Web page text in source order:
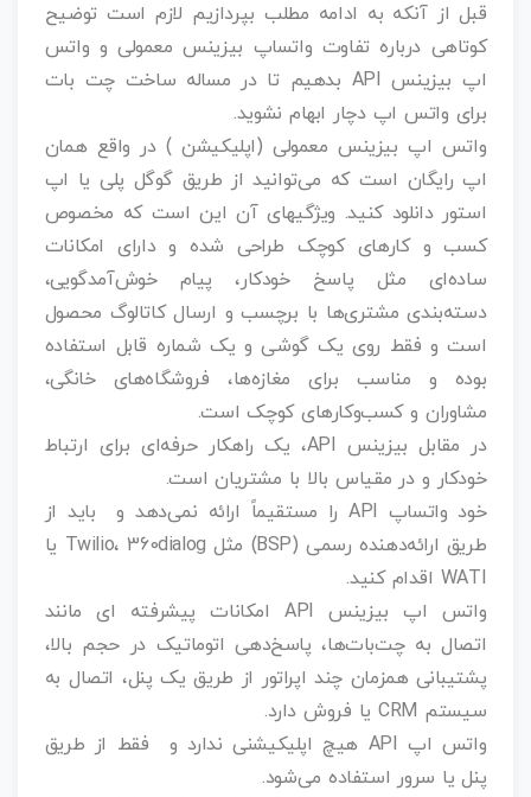
قبل از آنکه به ادامه مطلب بپردازیم لازم است توضیح
کوتاهی درباره تفاوت واتساپ بیزینس معمولی و واتس
اپ بیزینس API بدهیم تا در مساله ساخت چت بات
برای واتس اپ دچار ابهام نشوید.
واتس اپ بیزینس معمولی (اپلیکیشن ) در واقع همان
اپ رایگان است که می‌توانید از طریق گوگل پلی یا اپ
استور دانلود کنید. ویژگیهای آن این است که مخصوص
کسب‌ و کارهای کوچک طراحی شده و دارای امکانات
ساده‌ای مثل پاسخ خودکار، پیام خوش‌آمدگویی،
دسته‌بندی مشتری‌ها با برچسب و ارسال کاتالوگ محصول
است و فقط روی یک گوشی و یک شماره قابل استفاده
بوده و مناسب برای مغازه‌ها، فروشگاه‌های خانگی،
مشاوران و کسب‌وکارهای کوچک است.
در مقابل بیزینس API، یک راهکار حرفه‌ای برای ارتباط
خودکار و در مقیاس بالا با مشتریان است.
خود واتساپ API را مستقیماً ارائه نمی‌دهد و باید از
طریق ارائه‌دهنده رسمی (BSP) مثل Twilio، 360dialog یا
WATI اقدام کنید.
واتس اپ بیزینس API امکانات پیشرفته ای مانند
اتصال به چت‌بات‌ها، پاسخ‌دهی اتوماتیک در حجم بالا،
پشتیبانی همزمان چند اپراتور از طریق یک پنل، اتصال به
سیستم CRM یا فروش دارد.
واتس اپ API هیچ اپلیکیشنی ندارد و فقط از طریق
پنل یا سرور استفاده می‌شود.